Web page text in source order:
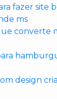
fazer site
ms
converte
design